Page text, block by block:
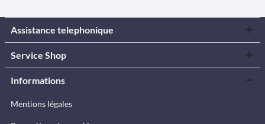
Assistance telephonique
Service Shop
Informations
Mentions légales